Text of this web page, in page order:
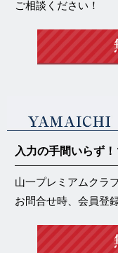
ご相談ください！
入力の手間いらず！
山一プレミアムクラ
お問合せ時、会員登